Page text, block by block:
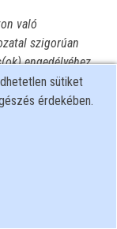
való
szigorúan
engedélyéhez
sütiket
érdekében.